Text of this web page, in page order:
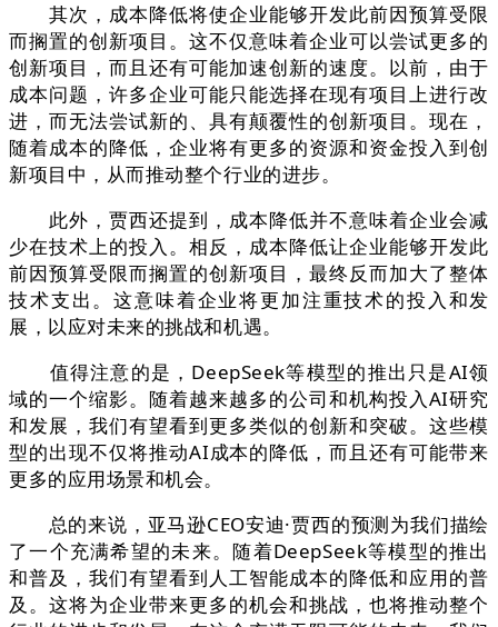
其次，成本降低将使企业能够开发此前因预算受限
而搁置的创新项目。这不仅意味着企业可以尝试更多的
创新项目，而且还有可能加速创新的速度。以前，由于
成本问题，许多企业可能只能选择在现有项目上进行改
进，而无法尝试新的、具有颠覆性的创新项目。现在，
随着成本的降低，企业将有更多的资源和资金投入到创
新项目中，从而推动整个行业的进步。
此外，贾西还提到，成本降低并不意味着企业会减
少在技术上的投入。相反，成本降低让企业能够开发此
前因预算受限而搁置的创新项目，最终反而加大了整体
技术支出。这意味着企业将更加注重技术的投入和发
展，以应对未来的挑战和机遇。
值得注意的是，DeepSeek等模型的推出只是AI领
域的一个缩影。随着越来越多的公司和机构投入AI研究
和发展，我们有望看到更多类似的创新和突破。这些模
型的出现不仅将推动AI成本的降低，而且还有可能带来
更多的应用场景和机会。
总的来说，亚马逊CEO安迪·贾西的预测为我们描绘
了一个充满希望的未来。随着DeepSeek等模型的推出
和普及，我们有望看到人工智能成本的降低和应用的普
及。这将为企业带来更多的机会和挑战，也将推动整个